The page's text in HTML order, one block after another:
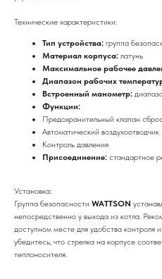
Технические характеристики:
Тип устройства: группа
Материал корпуса: латунь
Максимальное рабочее
Диапазон рабочих
Встроенный манометр:
Функции:
Предохранительный клапан
Автоматический воздухоотводчик
Контроль давления
Присоединение: стандартное
Установка:
Группа безопасности WATTSON
непосредственно у выхода из котла.
доступном месте для удобства контроля
убедитесь, что стрелка на корпусе
теплоносителя.